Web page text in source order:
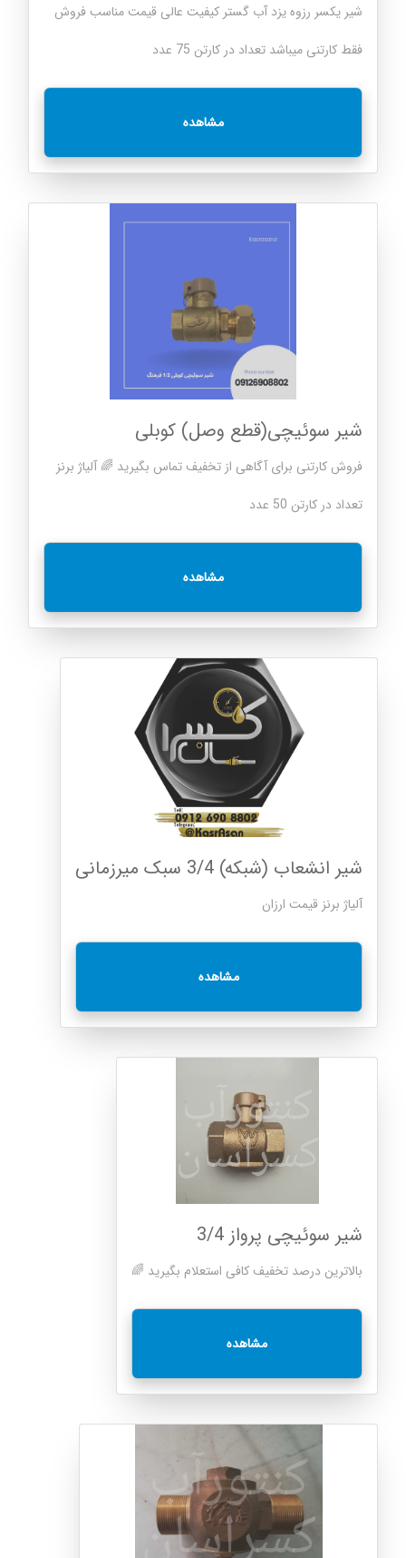
شیر یکسر رزوه یزد آب گستر کیفیت عالی قیمت مناسب فروش
فقط کارتنی میباشد تعداد در کارتن 75 عدد
مشاهده
شیر سوئیچی(قطع وصل) کوبلی
فروش کارتنی برای آگاهی از تخفیف تماس بگیرید 🌈 آلياژ برنز
تعداد در کارتن 50 عدد
مشاهده
شیر انشعاب (شبکه) 3/4 سبک میرزمانی
آلياژ برنز قیمت ارزان
مشاهده
شیر سوئیچی پرواز 3/4
بالاترین درصد تخفیف کافی استعلام بگیرید 🌈
مشاهده